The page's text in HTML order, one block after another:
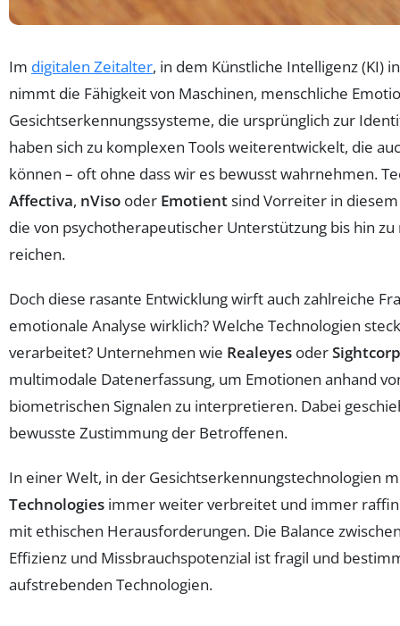
Im digitalen Zeitalter, in dem Künstliche Intelligenz (KI)
nimmt die Fähigkeit von Maschinen, menschliche
Gesichtserkennungssysteme, die ursprünglich zur
haben sich zu komplexen Tools weiterentwickelt, die
können – oft ohne dass wir es bewusst wahrnehmen.
Affectiva, nViso oder Emotientsind Vorreiter in
die von psychotherapeutischer Unterstützung bis hin
reichen.
Doch diese rasante Entwicklung wirft auch zahlreiche
emotionale Analyse wirklich? Welche Technologien
verarbeitet? Unternehmen wie Realeyes oderSightcorp
multimodale Datenerfassung, um Emotionen anhand
biometrischen Signalen zu interpretieren. Dabei
bewusste Zustimmung der Betroffenen.
In einer Welt, in der Gesichtserkennungstechnologien
Technologies immer weiter verbreitet und immer
mit ethischen Herausforderungen. Die Balance
Effizienz und Missbrauchspotenzial ist fragil und
aufstrebenden Technologien.